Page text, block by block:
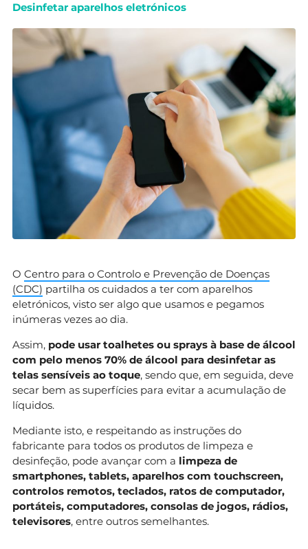
Desinfetar aparelhos eletrónicos
O Centro para o Controlo e Prevenção de Doenças
(CDC) partilha os cuidados a ter com aparelhos
eletrónicos, visto ser algo que usamos e pegamos
inúmeras vezes ao dia.
Assim, pode usar toalhetes ou sprays à base de álcool
com pelo menos 70% de álcool para desinfetar as
telas sensíveis ao toque, sendo que, em seguida, deve
secar bem as superfícies para evitar a acumulação de
líquidos.
Mediante isto, e respeitando as instruções do
fabricante para todos os produtos de limpeza e
desinfeção, pode avançar com a limpeza de
smartphones, tablets, aparelhos com touchscreen,
controlos remotos, teclados, ratos de computador,
portáteis, computadores, consolas de jogos, rádios,
televisores, entre outros semelhantes.